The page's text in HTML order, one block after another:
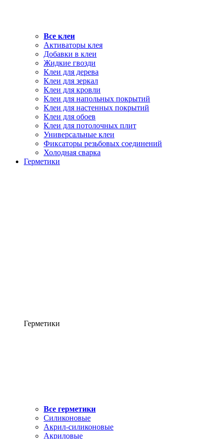
Все клеи
Активаторы клея
Добавки в клеи
Жидкие гвозди
Клеи для дерева
Клеи для зеркал
Клеи для кровли
Клеи для напольных покрытий
Клеи для настенных покрытий
Клеи для обоев
Клеи для потолочных плит
Универсальные клеи
Фиксаторы резьбовых соединений
Холодная сварка
Герметики
Герметики
Все герметики
Силиконовые
Акрил-силиконовые
Акриловые